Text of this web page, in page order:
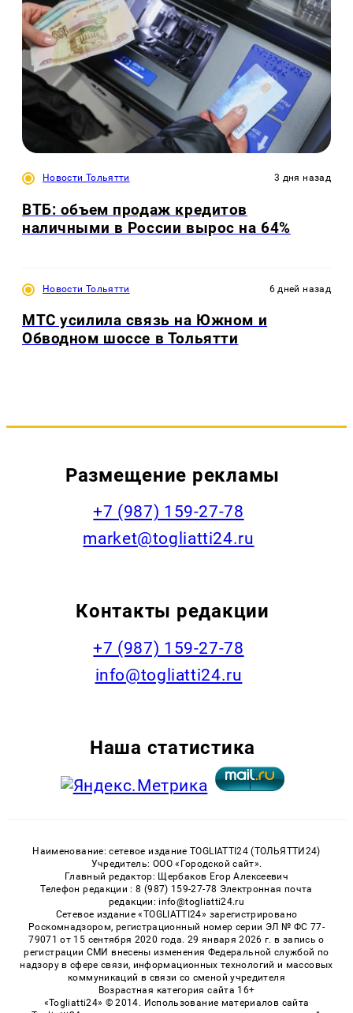
Новости Тольятти 3 дня назад
ВТБ: объем продаж кредитов
наличными в России вырос на 64%
Новости Тольятти 6 дней назад
МТС усилила связь на Южном и
Обводном шоссе в Тольятти
Размещение рекламы
+7 (987) 159-27-78
market@togliatti24.ru
Контакты редакции
+7 (987) 159-27-78
info@togliatti24.ru
Наша статистика
Наименование: сетевое издание TOGLIATTI24 (ТОЛЬЯТТИ24)
Учредитель: ООО «Городской сайт».
Главный редактор: Щербаков Егор Алексеевич
Телефон редакции : 8 (987) 159-27-78 Электронная почта
редакции: info@togliatti24.ru
Сетевое издание «TOGLIATTI24» зарегистрировано
Роскомнадзором, регистрационный номер серии ЭЛ № ФС 77-
79071 от 15 сентября 2020 года. 29 января 2026 г. в запись о
регистрации СМИ внесены изменения Федеральной службой по
надзору в сфере связи, информационных технологий и массовых
коммуникаций в связи со сменой учредителя
Возрастная категория сайта 16+
«Togliatti24» © 2014. Использование материалов сайта